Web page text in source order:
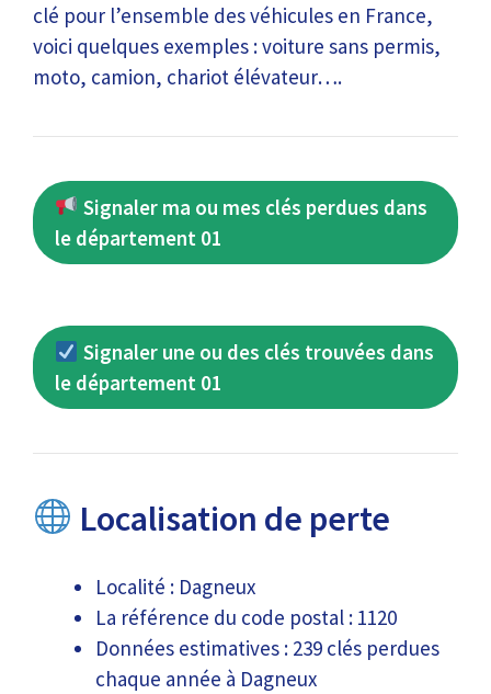
clé pour l’ensemble des véhicules en France,
voici quelques exemples : voiture sans permis,
moto, camion, chariot élévateur….
Signaler ma ou mes clés perdues dans
le département 01
Signaler une ou des clés trouvées dans
le département 01
Localisation de perte
Localité : Dagneux
La référence du code postal : 1120
Données estimatives : 239 clés perdues
chaque année à Dagneux